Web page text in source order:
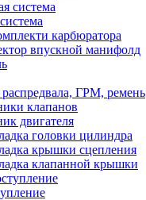
карбюратора
впускной манифолд
ГРМ, ремень
клапанов
двигателя
головки цилиндра
крышки сцепления
клапанной крышки